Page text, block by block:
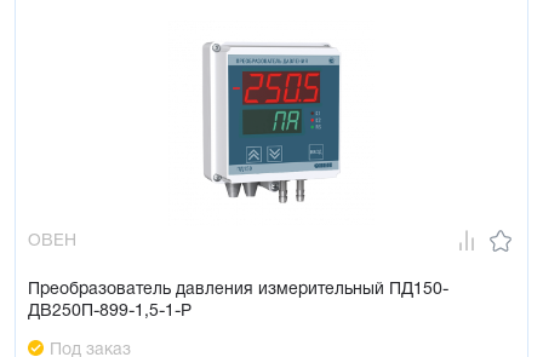
ОВЕН
Преобразователь давления измерительный ПД150-
ДВ250П-899-1,5-1-Р
Под заказ